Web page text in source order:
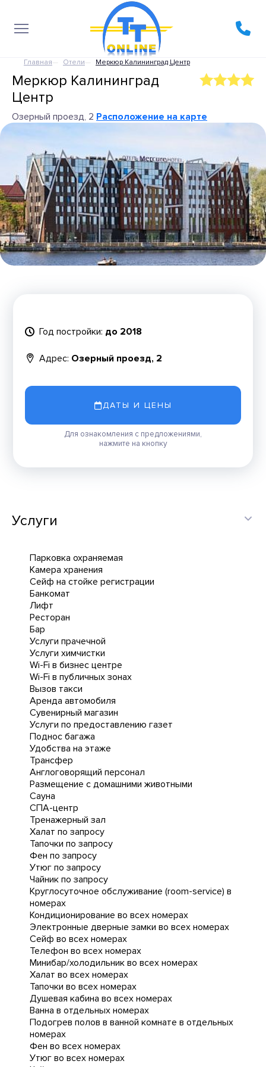
Главная Отели Меркюр Калининград Центр
Меркюр Калининград
Центр
Озерный проезд, 2 Расположение на карте
Год постройки: до 2018
Адрес: Озерный проезд, 2
ДАТЫ И ЦЕНЫ
Для ознакомления с предложениями,
нажмите на кнопку
Услуги
Парковка охраняемая
Камера хранения
Сейф на стойке регистрации
Банкомат
Лифт
Ресторан
Бар
Услуги прачечной
Услуги химчистки
Wi-Fi в бизнес центре
Wi-Fi в публичных зонах
Вызов такси
Аренда автомобиля
Сувенирный магазин
Услуги по предоставлению газет
Поднос багажа
Удобства на этаже
Трансфер
Англоговорящий персонал
Размещение с домашними животными
Сауна
СПА-центр
Тренажерный зал
Халат по запросу
Тапочки по запросу
Фен по запросу
Утюг по запросу
Чайник по запросу
Круглосуточное обслуживание (room-service) в
номерах
Кондиционирование во всех номерах
Электронные дверные замки во всех номерах
Сейф во всех номерах
Телефон во всех номерах
Минибар/холодильник во всех номерах
Халат во всех номерах
Тапочки во всех номерах
Душевая кабина во всех номерах
Ванна в отдельных номерах
Подогрев полов в ванной комнате в отдельных
номерах
Фен во всех номерах
Утюг во всех номерах